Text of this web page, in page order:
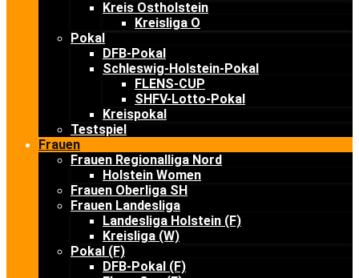
Kreis Ostholstein
Kreisliga O
Pokal
DFB-Pokal
Schleswig-Holstein-Pokal
FLENS-CUP
SHFV-Lotto-Pokal
Kreispokal
Testspiel
Frauen
Frauen Regionalliga Nord
Holstein Women
Frauen Oberliga SH
Frauen Landesliga
Landesliga Holstein (F)
Kreisliga (W)
Pokal (F)
DFB-Pokal (F)